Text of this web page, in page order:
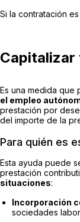
Si la contratación
Capitalizar
Es una medida que
el empleo
prestación por
del importe de la
Para quién es
Esta ayuda puede
prestación
situaciones:
Incorporación
sociedades